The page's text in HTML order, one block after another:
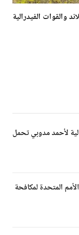
والقوات الفيدرالية
لأحمد مدوبي تحمل
المتحدة لمكافحة